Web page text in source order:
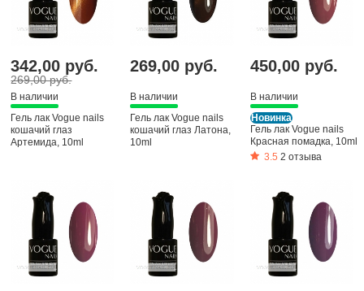
342,00 руб.
269,00 руб.
В наличии
Гель лак Vogue nails
кошачий глаз
Артемида, 10ml
269,00 руб.
В наличии
Гель лак Vogue nails
кошачий глаз Латона,
10ml
450,00 руб.
В наличии
Новинка
Гель лак Vogue nails
Красная помадка, 10ml
3.5 2 отзыва